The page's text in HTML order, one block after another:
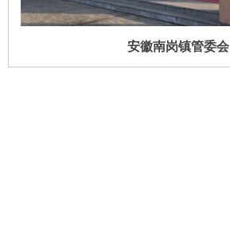
安徽南岗镇管委会